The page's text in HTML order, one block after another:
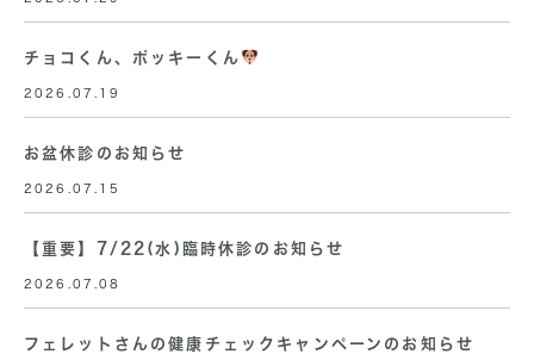
チョコくん、ポッキーくん
2026.07.19
お盆休診のお知らせ
2026.07.15
【重要】7/22(水)臨時休診のお知らせ
2026.07.08
フェレットさんの健康チェックキャンペーンのお知らせ